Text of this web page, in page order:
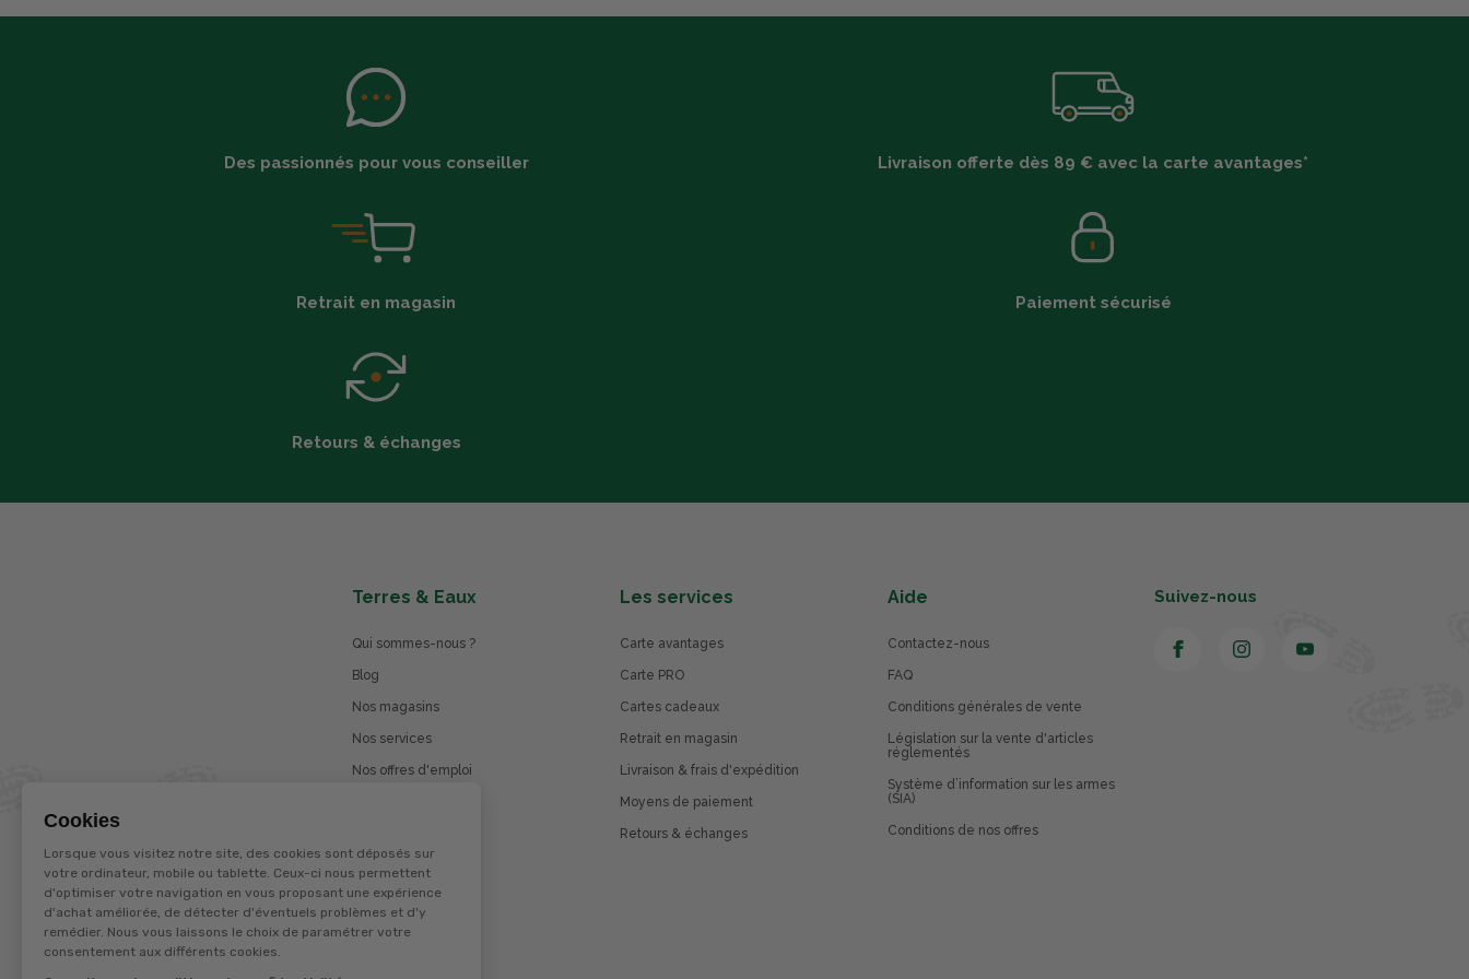
Cookies
Lorsque vous visitez notre site, des cookies sont déposés sur
votre ordinateur, mobile ou tablette. Ceux-ci nous permettent
d'optimiser votre navigation en vous proposant une expérience
d'achat améliorée, de détecter d'éventuels problèmes et d'y
remédier. Nous vous laissons le choix de paramétrer votre
consentement aux différents cookies.
Des passionnés pour vous conseiller Livraison offerte dès 89 € avec la carte avantages*
Retrait en magasin Paiement sécurisé
Retours & échanges
Terres & Eaux
Qui sommes-nous ?
Blog
Nos magasins
Nos services
Nos offres d'emploi
La marque Terzéo
Les services
Carte avantages
Carte PRO
Cartes cadeaux
Retrait en magasin
Livraison & frais d'expédition
Moyens de paiement
Retours & échanges
Aide
Contactez-nous
FAQ
Conditions générales de vente
Législation sur la vente d'articles
réglementés
Système d’information sur les armes
(SIA)
Conditions de nos offres
Suivez-nous
© Terres et eaux 2026
Politique de confidentialité